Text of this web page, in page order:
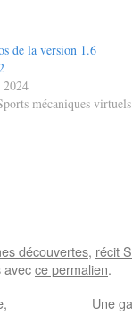
de la version 1.6
2024
mécaniques
découvertes, récit
avecce permalien.
Une